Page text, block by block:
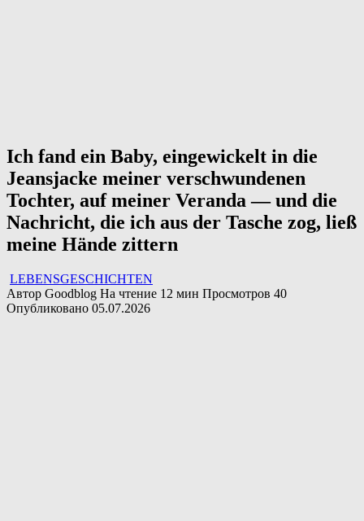
Ich fand ein Baby, eingewickelt in die
Jeansjacke meiner verschwundenen
Tochter, auf meiner Veranda — und die
Nachricht, die ich aus der Tasche zog, ließ
meine Hände zittern
LEBENSGESCHICHTEN
Автор Goodblog На чтение 12 мин Просмотров 40
Опубликовано 05.07.2026